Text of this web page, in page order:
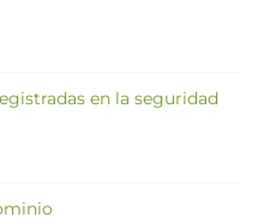
en la seguridad